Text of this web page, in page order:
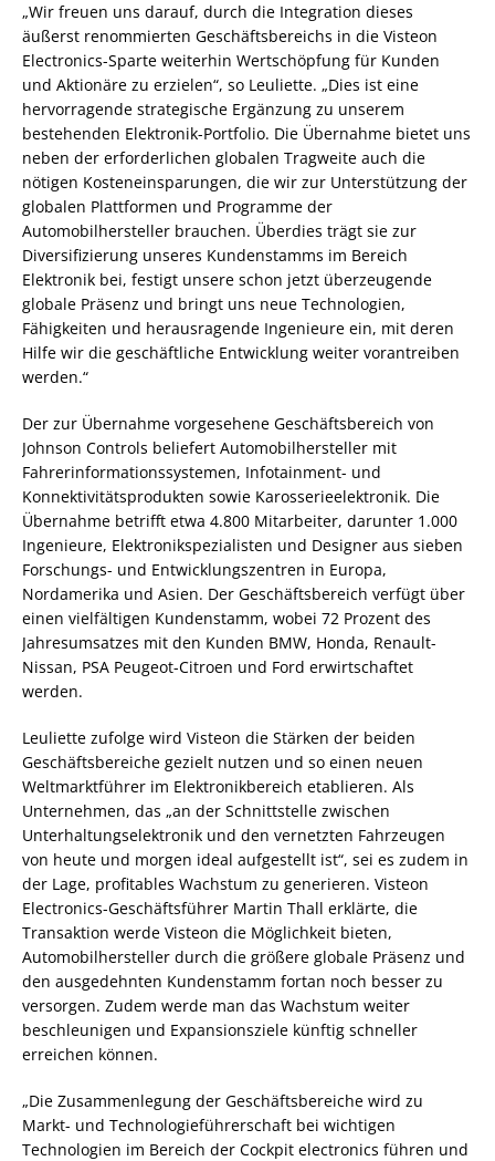
„Wir freuen uns darauf, durch die Integration dieses
äußerst renommierten Geschäftsbereichs in die Visteon
Electronics-Sparte weiterhin Wertschöpfung für Kunden
und Aktionäre zu erzielen“, so Leuliette. „Dies ist eine
hervorragende strategische Ergänzung zu unserem
bestehenden Elektronik-Portfolio. Die Übernahme bietet uns
neben der erforderlichen globalen Tragweite auch die
nötigen Kosteneinsparungen, die wir zur Unterstützung der
globalen Plattformen und Programme der
Automobilhersteller brauchen. Überdies trägt sie zur
Diversifizierung unseres Kundenstamms im Bereich
Elektronik bei, festigt unsere schon jetzt überzeugende
globale Präsenz und bringt uns neue Technologien,
Fähigkeiten und herausragende Ingenieure ein, mit deren
Hilfe wir die geschäftliche Entwicklung weiter vorantreiben
werden.“
Der zur Übernahme vorgesehene Geschäftsbereich von
Johnson Controls beliefert Automobilhersteller mit
Fahrerinformationssystemen, Infotainment- und
Konnektivitätsprodukten sowie Karosserieelektronik. Die
Übernahme betrifft etwa 4.800 Mitarbeiter, darunter 1.000
Ingenieure, Elektronikspezialisten und Designer aus sieben
Forschungs- und Entwicklungszentren in Europa,
Nordamerika und Asien. Der Geschäftsbereich verfügt über
einen vielfältigen Kundenstamm, wobei 72 Prozent des
Jahresumsatzes mit den Kunden BMW, Honda, Renault-
Nissan, PSA Peugeot-Citroen und Ford erwirtschaftet
werden.
Leuliette zufolge wird Visteon die Stärken der beiden
Geschäftsbereiche gezielt nutzen und so einen neuen
Weltmarktführer im Elektronikbereich etablieren. Als
Unternehmen, das „an der Schnittstelle zwischen
Unterhaltungselektronik und den vernetzten Fahrzeugen
von heute und morgen ideal aufgestellt ist“, sei es zudem in
der Lage, profitables Wachstum zu generieren. Visteon
Electronics-Geschäftsführer Martin Thall erklärte, die
Transaktion werde Visteon die Möglichkeit bieten,
Automobilhersteller durch die größere globale Präsenz und
den ausgedehnten Kundenstamm fortan noch besser zu
versorgen. Zudem werde man das Wachstum weiter
beschleunigen und Expansionsziele künftig schneller
erreichen können.
„Die Zusammenlegung der Geschäftsbereiche wird zu
Markt- und Technologieführerschaft bei wichtigen
Technologien im Bereich der Cockpit electronics führen und